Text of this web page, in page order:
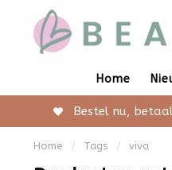
Home
Bestel nu,
Home / Tags / viva